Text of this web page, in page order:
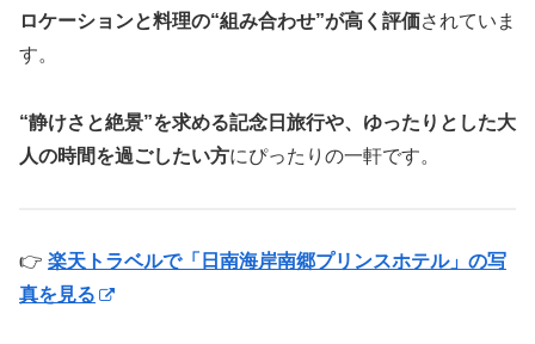
ロケーションと料理の“組み合わせ”が高く評価されていま
す。
“静けさと絶景”を求める記念日旅行や、ゆったりとした大
人の時間を過ごしたい方にぴったりの一軒です。
👉 楽天トラベルで「日南海岸南郷プリンスホテル」の写
真を見る